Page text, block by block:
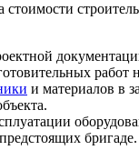
стоимости
работ
и материалов в
бригаде.